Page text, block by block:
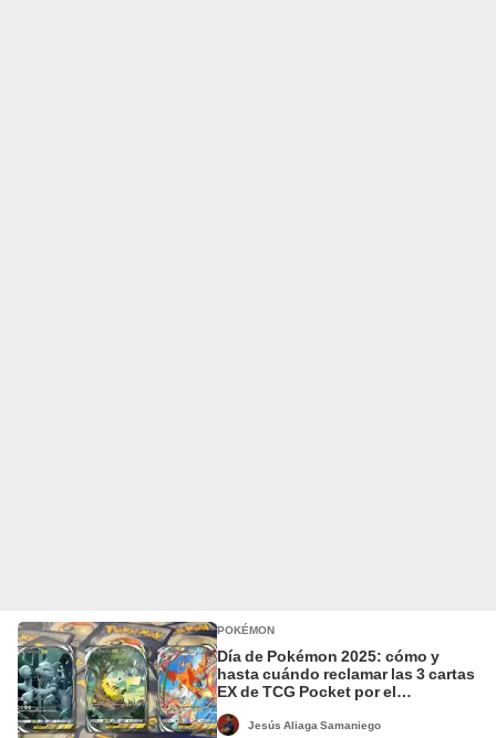
POKÉMON
Día de Pokémon 2025: cómo y
hasta cuándo reclamar las 3 cartas
EX de TCG Pocket por el
Jesús Aliaga Samaniego